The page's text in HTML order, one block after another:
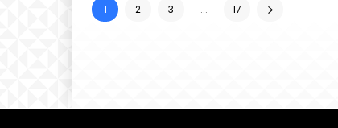
1 2 3 ... 17